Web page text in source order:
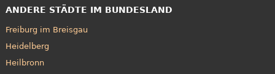
ANDERE STÄDTE IM BUNDESLAND
Freiburg im Breisgau
Heidelberg
Heilbronn